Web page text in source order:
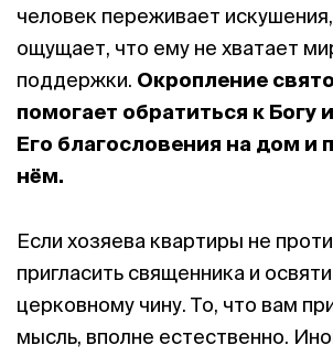
человек переживает искушения,
ощущает, что ему не хватает
поддержки. Окропление
помогает обратиться к Богу
Его благословения на дом и
нём.
Если хозяева квартиры не
пригласить священника и
церковному чину. То, что вам
мысль, вполне естественно.